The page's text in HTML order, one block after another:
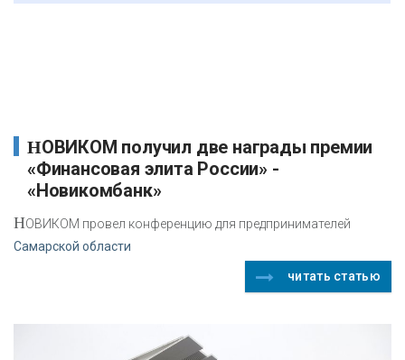
НОВИКОМ получил две награды премии
«Финансовая элита России» -
«Новикомбанк»
НОВИКОМ провел конференцию для предпринимателей
Самарской области
читать статью